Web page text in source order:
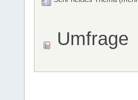
Umfrage